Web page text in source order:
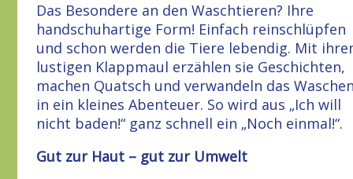
Das Besondere an den Waschtieren? Ihre
handschuhartige Form! Einfach reinschlüpfen
und schon werden die Tiere lebendig. Mit
lustigen Klappmaul erzählen sie Geschichten,
machen Quatsch und verwandeln das
in ein kleines Abenteuer. So wird aus „Ich will
nicht baden!“ ganz schnell ein „Noch einmal!“.
Gut zur Haut – gut zur Umwelt